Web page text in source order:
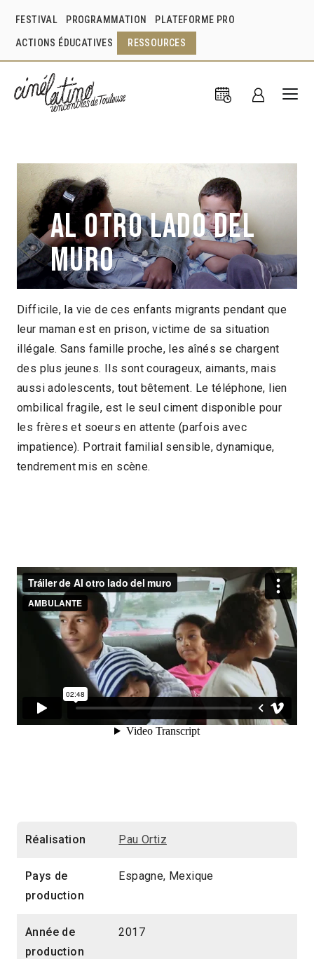
FESTIVAL PROGRAMMATION PLATEFORME PRO
ACTIONS ÉDUCATIVES RESSOURCES
Al otro lado del
muro
Pau Ortiz Espagne 2017
1h08
2018 > Découvertes Documentaire
Difficile, la vie de ces enfants migrants pendant que
leur maman est en prison, victime de sa situation
illégale. Sans famille proche, les aînés se chargent
des plus jeunes. Ils sont courageux, aimants, mais
aussi adolescents, tout bêtement. Le téléphone, lien
ombilical fragile, est le seul ciment disponible pour
les frères et soeurs en attente (parfois avec
impatience). Portrait familial sensible, dynamique,
tendrement mis en scène.
Réalisation Pau Ortiz
Pays de
production
Espagne, Mexique
Année de
production
2017